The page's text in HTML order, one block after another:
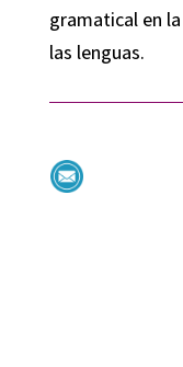
gramatical en
las lenguas.